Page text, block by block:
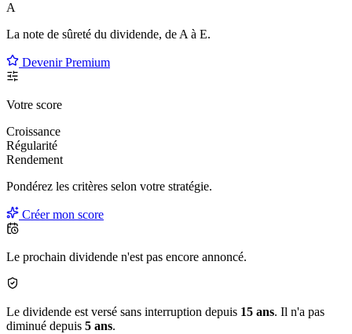
A
La note de sûreté du dividende, de A à E.
Devenir Premium
Votre score
Croissance
Régularité
Rendement
Pondérez les critères selon votre stratégie.
Créer mon score
Le prochain dividende n'est pas encore annoncé.
Le dividende est versé sans interruption depuis 15 ans. Il n'a pas
diminué depuis 5 ans.